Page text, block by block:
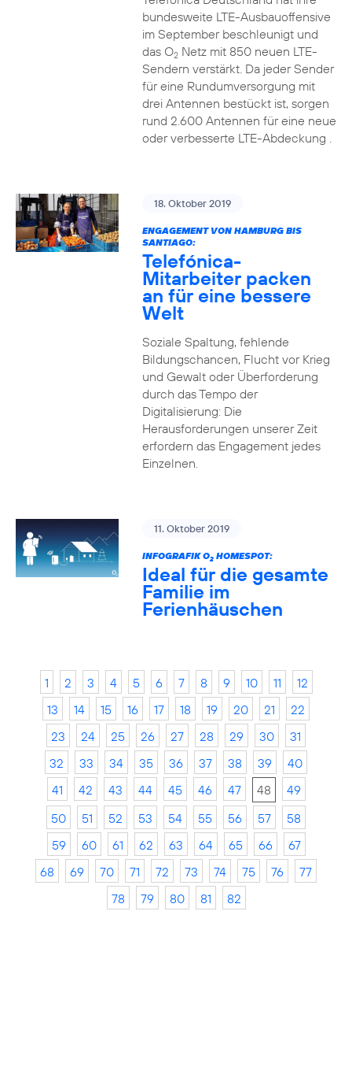
bundesweite LTE-Ausbauoffensive
im September beschleunigt und
das O2Netz mit 850 neuen LTE-
Sendern verstärkt. Da jeder Sender
für eine Rundumversorgung mit
drei Antennen bestückt ist, sorgen
rund 2.600 Antennen für eine neue
oder verbesserte LTE-Abdeckung .
18. Oktober 2019
ENGAGEMENT VON HAMBURG BIS
SANTIAGO:
Telefónica-
Mitarbeiter packen
an für eine bessere
Welt
Soziale Spaltung, fehlende
Bildungschancen, Flucht vor Krieg
und Gewalt oder Überforderung
durch das Tempo der
Digitalisierung: Die
Herausforderungen unserer Zeit
erfordern das Engagement jedes
Einzelnen.
11. Oktober 2019
INFOGRAFIK O2HOMESPOT:
Ideal für die gesamte
Familie im
Ferienhäuschen
1 2 3 4 5 6 7 8 9 10 11
12
13
14 15 16 17 18 19 20 21
22
23
24 25 26 27 28 29 30
31
32
33 34 35 36 37 38 39
40
41
42 43 44 45 46 47 48
49
50
51 52 53 54 55 56 57
58
59
60 61 62 63 64 65 66
67
68
69 70 71 72 73 74 75 76
77
78
79 80 81 82